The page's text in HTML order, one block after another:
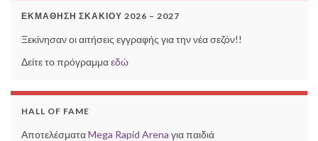
ΕΚΜΆΘΗΣΗ ΣΚΑΚΙΟΎ 2026 – 2027
Ξεκίνησαν οι αιτήσεις εγγραφής για την νέα σεζόν!!
Δείτε το πρόγραμμαεδώ
HALL OF FAME
ΑποτελέσματαMega Rapid Arena για παιδιά